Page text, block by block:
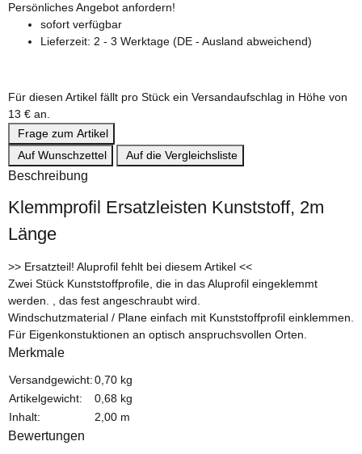
Persönliches Angebot anfordern!
sofort verfügbar
Lieferzeit: 2 - 3 Werktage (DE - Ausland abweichend)
Für diesen Artikel fällt pro Stück ein Versandaufschlag in Höhe von
13 € an.
Frage zum Artikel
Auf Wunschzettel
Auf die Vergleichsliste
Beschreibung
Klemmprofil Ersatzleisten Kunststoff, 2m
Länge
>> Ersatzteil! Aluprofil fehlt bei diesem Artikel <<
Zwei Stück Kunststoffprofile, die in das Aluprofil eingeklemmt
werden. , das fest angeschraubt wird.
Windschutzmaterial / Plane einfach mit Kunststoffprofil einklemmen.
Für Eigenkonstuktionen an optisch anspruchsvollen Orten.
Merkmale
Versandgewicht:0,70 kg
Artikelgewicht:
0,68 kg
Inhalt:
2,00 m
Bewertungen